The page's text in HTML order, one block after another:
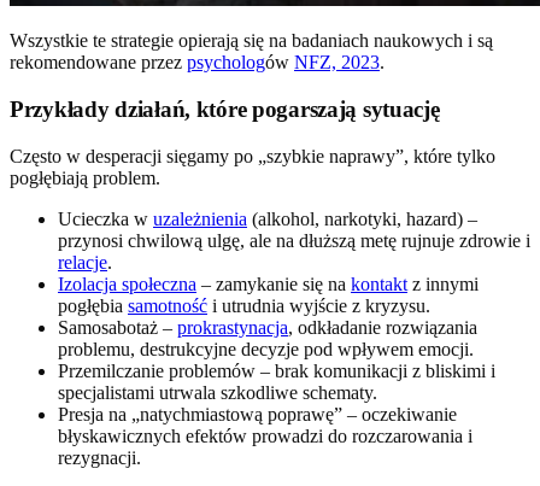
Wszystkie te strategie opierają się na badaniach naukowych i są
rekomendowane przez psychologów NFZ, 2023.
Przykłady działań, które pogarszają sytuację
Często w desperacji sięgamy po „szybkie naprawy”, które tylko
pogłębiają problem.
Ucieczka w uzależnienia (alkohol, narkotyki, hazard) –
przynosi chwilową ulgę, ale na dłuższą metę rujnuje zdrowie i
relacje.
Izolacja społeczna – zamykanie się na kontakt z innymi
pogłębia samotność i utrudnia wyjście z kryzysu.
Samosabotaż – prokrastynacja, odkładanie rozwiązania
problemu, destrukcyjne decyzje pod wpływem emocji.
Przemilczanie problemów – brak komunikacji z bliskimi i
specjalistami utrwala szkodliwe schematy.
Presja na „natychmiastową poprawę” – oczekiwanie
błyskawicznych efektów prowadzi do rozczarowania i
rezygnacji.